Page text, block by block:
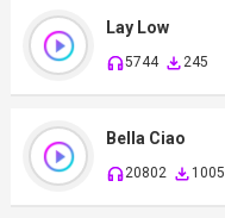
Lay Low
5744 245
Bella Ciao
20802 1005